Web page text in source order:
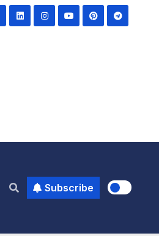
Subscribe